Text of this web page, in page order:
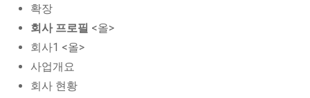
확장
회사 프로필 <올>
회사1 <올>
사업개요
회사 현황